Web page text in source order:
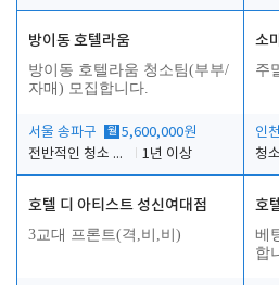
방이동 호텔라움
방이동 호텔라움 청소팀(부부/
자매) 모집합니다.
서울 송파구 월 5,600,000원
전반적인 청소 업무(객실청소.객실정리)
1년 이상
소
주
인
청소
호텔 디 아티스트 성신여대점
3교대 프론트(격,비,비)
호
베
합